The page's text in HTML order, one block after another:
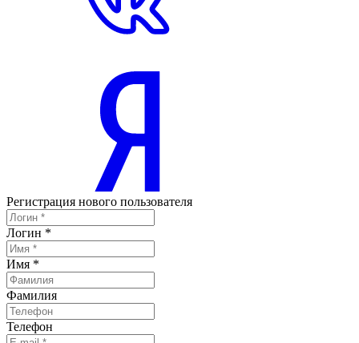
Регистрация нового пользователя
Логин *
Имя *
Фамилия
Телефон